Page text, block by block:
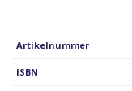
Artikelnummer
ISBN